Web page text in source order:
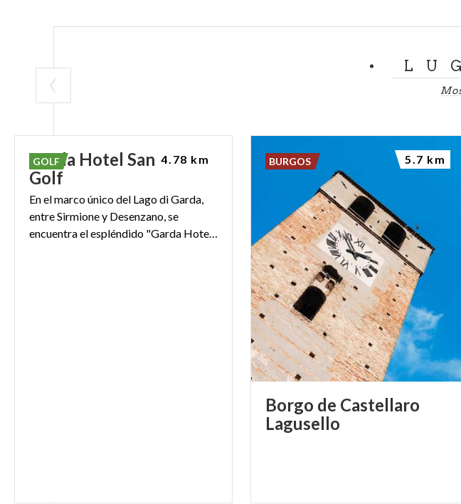
Garda Hotel San Vigilio
Golf
En el marco único del Lago di Garda,
entre Sirmione y Desenzano, se
encuentra el espléndido "Garda Hotel San Vigilio Golf"
GOLF 4.78 km
Borgo de Castellaro
Lagusello
BURGOS 5.7 km